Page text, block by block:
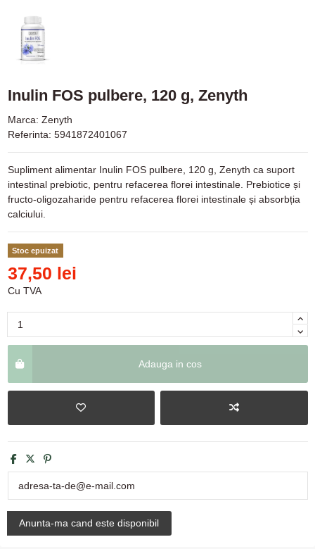
Inulin FOS pulbere, 120 g, Zenyth
Marca: Zenyth
Referinta: 5941872401067
Supliment alimentar Inulin FOS pulbere, 120 g, Zenyth ca suport
intestinal prebiotic, pentru refacerea florei intestinale. Prebiotice și
fructo-oligozaharide pentru refacerea florei intestinale și absorbția
calciului.
Stoc epuizat
37,50 lei
Cu TVA
Adauga in cos